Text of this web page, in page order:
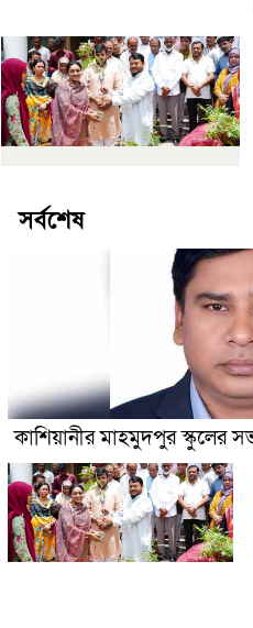
সর্বশেষ
কাশিয়ানীর মাহমুদপুর স্কুলের